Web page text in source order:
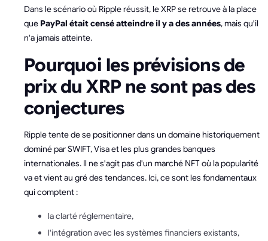
Dans le scénario où Ripple réussit, le XRP se retrouve à la place
que PayPal était censé atteindre il y a des années, mais qu'il
n'a jamais atteinte.
Pourquoi les prévisions de
prix du XRP ne sont pas des
conjectures
Ripple tente de se positionner dans un domaine historiquement
dominé par SWIFT, Visa et les plus grandes banques
internationales. Il ne s'agit pas d'un marché NFT où la popularité
va et vient au gré des tendances. Ici, ce sont les fondamentaux
qui comptent :
la clarté réglementaire,
l'intégration avec les systèmes financiers existants,